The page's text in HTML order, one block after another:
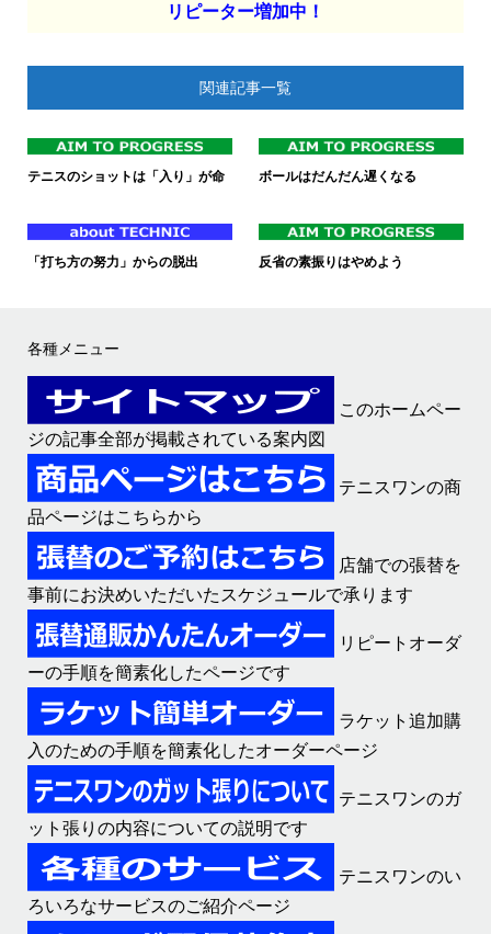
リピーター増加中！
関連記事一覧
テニスのショットは「入り」が命 ボールはだんだん遅くなる
「打ち方の努力」からの脱出 反省の素振りはやめよう
各種メニュー
このホームペー
ジの記事全部が掲載されている案内図
テニスワンの商
品ページはこちらから
店舗での張替を
事前にお決めいただいたスケジュールで承ります
リピートオーダ
ーの手順を簡素化したページです
ラケット追加購
入のための手順を簡素化したオーダーページ
テニスワンのガ
ット張りの内容についての説明です
テニスワンのい
ろいろなサービスのご紹介ページ